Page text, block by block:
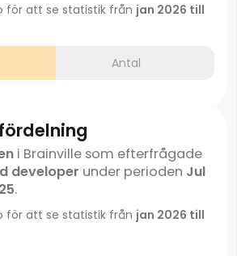
för att se statistik från jan 2026 till
Antal
i Brainville som efterfrågade
developer under perioden Jul
.
för att se statistik från jan 2026 till